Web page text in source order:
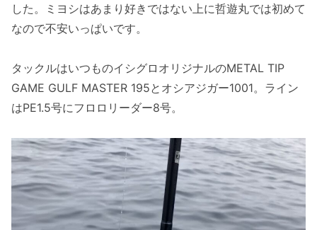
した。ミヨシはあまり好きではない上に哲遊丸では初めて
なので不安いっぱいです。
タックルはいつものイシグロオリジナルのMETAL TIP
GAME GULF MASTER 195とオシアジガー1001。ライン
はPE1.5号にフロロリーダー8号。